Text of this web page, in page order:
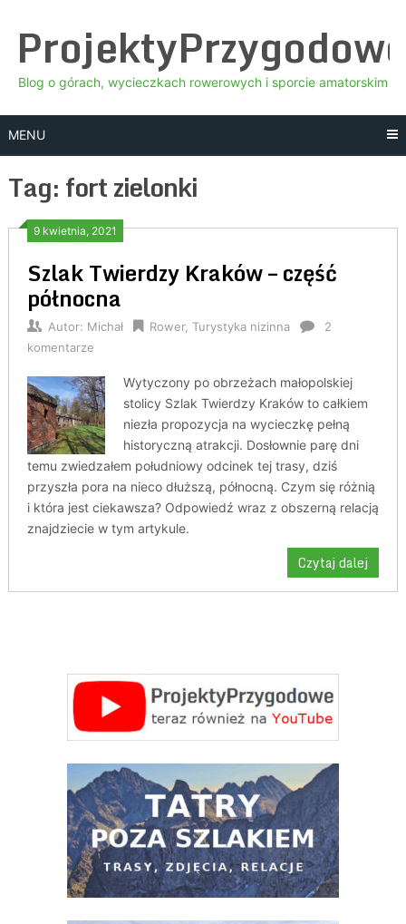
content
Blog o górach, wycieczkach rowerowych i sporcie amatorskim
MENU
Tag:fort zielonki
9 kwietnia, 2021
Szlak Twierdzy Kraków – część
północna
Autor: Michał Rower, Turystyka nizinna
2
komentarze
Wytyczony po obrzeżach małopolskiej
stolicy Szlak Twierdzy Kraków to całkiem
niezła propozycja na wycieczkę pełną
historyczną atrakcji. Dosłownie parę dni
temu zwiedzałem południowy odcinek tej trasy, dziś
przyszła pora na nieco dłuższą, północną. Czym się różnią
i która jest ciekawsza? Odpowiedź wraz z obszerną relacją
znajdziecie w tym artykule.
Czytaj dalej